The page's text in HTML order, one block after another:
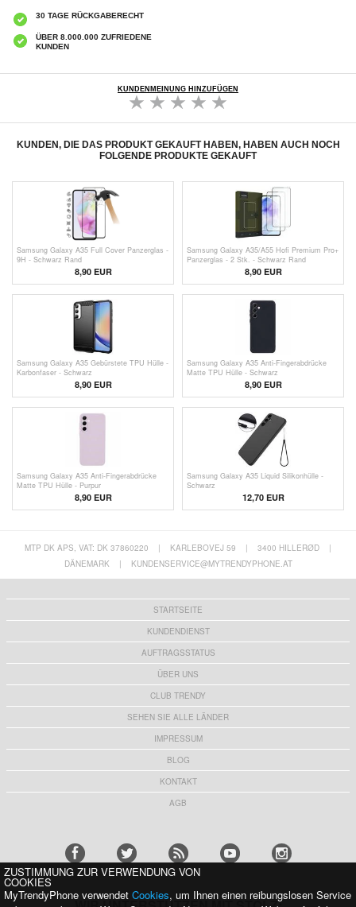
30 TAGE RÜCKGABERECHT
ÜBER 8.000.000 ZUFRIEDENE
KUNDEN
KUNDENMEINUNG HINZUFÜGEN
KUNDEN, DIE DAS PRODUKT GEKAUFT HABEN, HABEN AUCH NOCH
FOLGENDE PRODUKTE GEKAUFT
Samsung Galaxy A35 Full Cover Panzerglas -
9H - Schwarz Rand
8,90 EUR
Samsung Galaxy A35/A55 Hofi Premium Pro+
Panzerglas - 2 Stk. - Schwarz Rand
8,90 EUR
Samsung Galaxy A35 Gebürstete TPU Hülle -
Karbonfaser - Schwarz
8,90 EUR
Samsung Galaxy A35 Anti-Fingerabdrücke
Matte TPU Hülle - Schwarz
8,90 EUR
Samsung Galaxy A35 Anti-Fingerabdrücke
Matte TPU Hülle - Purpur
8,90 EUR
Samsung Galaxy A35 Liquid Silikonhülle -
Schwarz
12,70 EUR
MTP DK APS, VAT: DK 37860220 | KARLEBOVEJ 59 | 3400 HILLERØD
|
DÄNEMARK
| KUNDENSERVICE@MYTRENDYPHONE.AT
STARTSEITE
KUNDENDIENST
AUFTRAGSSTATUS
ÜBER UNS
CLUB TRENDY
SEHEN SIE ALLE LÄNDER
IMPRESSUM
BLOG
KONTAKT
AGB
ZUSTIMMUNG ZUR VERWENDUNG VON
COOKIES
MyTrendyPhone verwendet Cookies, um Ihnen einen reibungslosen Service